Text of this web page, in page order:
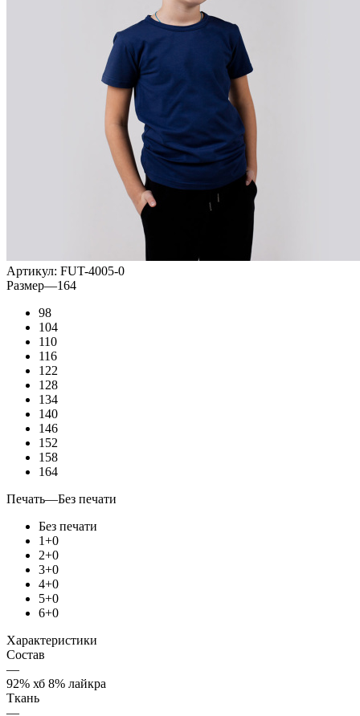
Артикул: FUT-4005-0
Размер—164
98
104
110
116
122
128
134
140
146
152
158
164
Печать—Без печати
Без печати
1+0
2+0
3+0
4+0
5+0
6+0
Характеристики
Состав
—
92% хб 8% лайкра
Ткань
—